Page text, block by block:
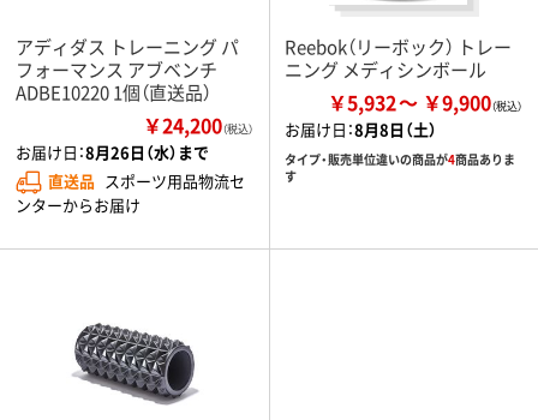
アディダス トレーニング パ
フォーマンス アブベンチ
ADBE10220 1個（直送品）
￥24,200（税込）
お届け日：8月26日（水）まで
直送品 スポーツ用品物流セ
ンターからお届け
Reebok（リーボック） トレー
ニング メディシンボール
￥5,932 ￥9,900
お届け日：8月8日（土）
タイプ・販売単位違いの商品が4商品ありま
す